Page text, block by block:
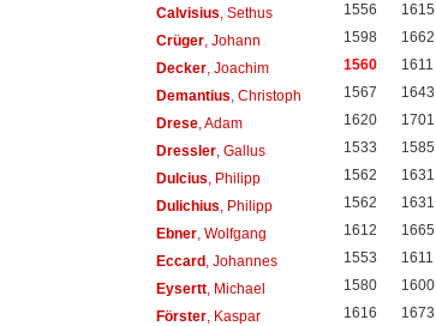
Calvisius , Sethus 1556 1615
Crüger, Johann 1598 1662
Decker, Joachim 1560 1611
Demantius , Christoph 1567 1643
Drese, Adam 1620 1701
Dressler, Gallus 1533 1585
Dulcius , Philipp 1562 1631
Dulichius , Philipp 1562 1631
Ebner, Wolfgang 1612 1665
Eccard, Johannes 1553 1611
Eysertt, Michael 1580 1600
Förster, Kaspar 1616 1673